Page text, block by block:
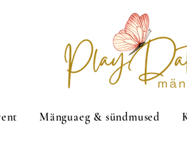
Mänguaeg & sündmused